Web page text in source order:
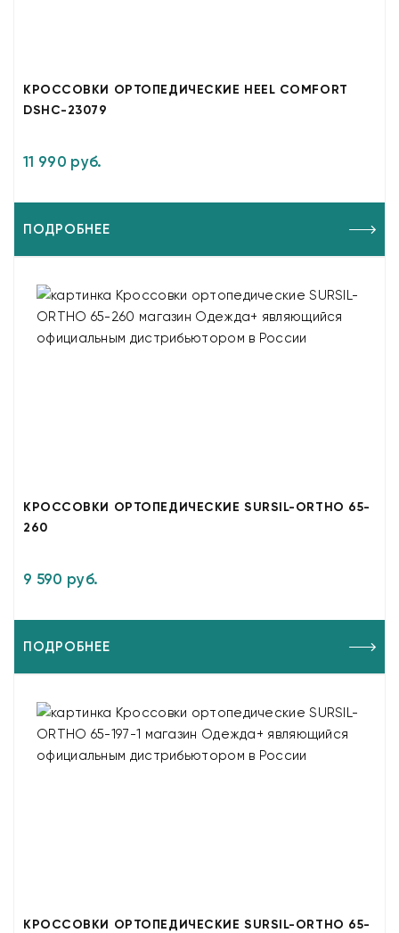
КРОССОВКИ ОРТОПЕДИЧЕСКИЕ HEEL COMFORT
DSHC-23079
11 990 руб.
ПОДРОБНЕЕ
КРОССОВКИ ОРТОПЕДИЧЕСКИЕ SURSIL-ORTHO 65-
260
9 590 руб.
ПОДРОБНЕЕ
КРОССОВКИ ОРТОПЕДИЧЕСКИЕ SURSIL-ORTHO 65-